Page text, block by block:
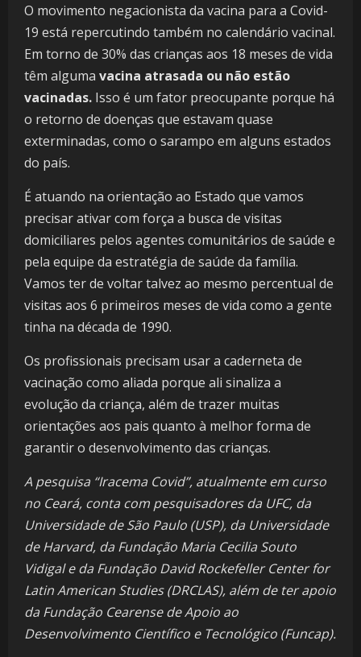
O movimento negacionista da vacina para a Covid-
19 está repercutindo também no calendário vacinal.
Em torno de 30% das crianças aos 18 meses de vida
têm alguma vacina atrasada ou não estão
vacinadas. Isso é um fator preocupante porque há
o retorno de doenças que estavam quase
exterminadas, como o sarampo em alguns estados
do país.
É atuando na orientação ao Estado que vamos
precisar ativar com força a busca de visitas
domiciliares pelos agentes comunitários de saúde e
pela equipe da estratégia de saúde da família.
Vamos ter de voltar talvez ao mesmo percentual de
visitas aos 6 primeiros meses de vida como a gente
tinha na década de 1990.
Os profissionais precisam usar a caderneta de
vacinação como aliada porque ali sinaliza a
evolução da criança, além de trazer muitas
orientações aos pais quanto à melhor forma de
garantir o desenvolvimento das crianças.
A pesquisa “Iracema Covid”, atualmente em curso
no Ceará, conta com pesquisadores da UFC, da
Universidade de São Paulo (USP), da Universidade
de Harvard, da Fundação Maria Cecilia Souto
Vidigal e da Fundação David Rockefeller Center for
Latin American Studies (DRCLAS), além de ter apoio
da Fundação Cearense de Apoio ao
Desenvolvimento Científico e Tecnológico (Funcap).